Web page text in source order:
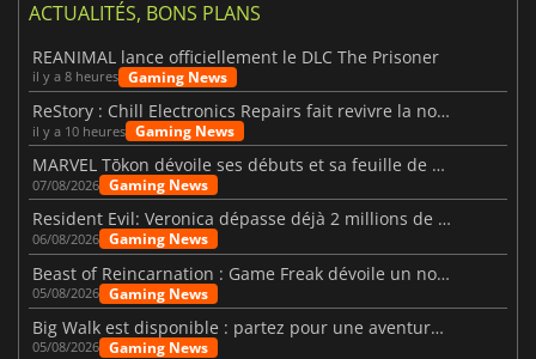
ACTUALITÉS, BONS PLANS
REANIMAL lance officiellement le DLC The Prisoner
il y a 8 heures Gaming News
ReStory : Chill Electronics Repairs fait revivre la nostalgie des années 2000
il y a 10 heures Gaming News
MARVEL Tōkon dévoile ses débuts et sa feuille de route
07/08/2026 Gaming News
Resident Evil: Veronica dépasse déjà 2 millions de wishlists
06/08/2026 Gaming News
Beast of Reincarnation : Game Freak dévoile un nouveau pari
05/08/2026 Gaming News
Big Walk est disponible : partez pour une aventure entre amis
05/08/2026 Gaming News